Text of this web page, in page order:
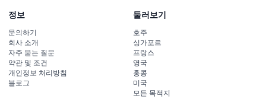
정보
문의하기
회사 소개
자주 묻는 질문
약관 및 조건
개인정보 처리방침
블로그
둘러보기
호주
싱가포르
프랑스
영국
홍콩
미국
모든 목적지